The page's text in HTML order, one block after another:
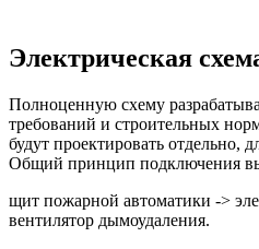
Электрическая
Полноценную схему
требований и строительных
будут проектировать отдельно,
Общий принцип подключения
щит пожарной автоматики ->
вентилятор дымоудаления.